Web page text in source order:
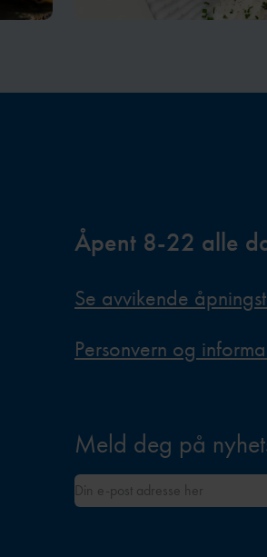
Åpent 8-22 alle
Se avvikende
Personvern og
Meld deg på
E-post adresse